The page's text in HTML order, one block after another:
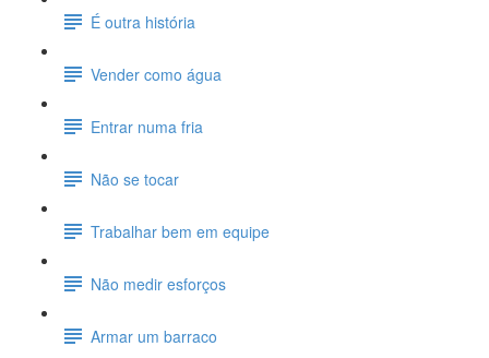
É outra história
Vender como água
Entrar numa fria
Não se tocar
Trabalhar bem em equipe
Não medir esforços
Armar um barraco